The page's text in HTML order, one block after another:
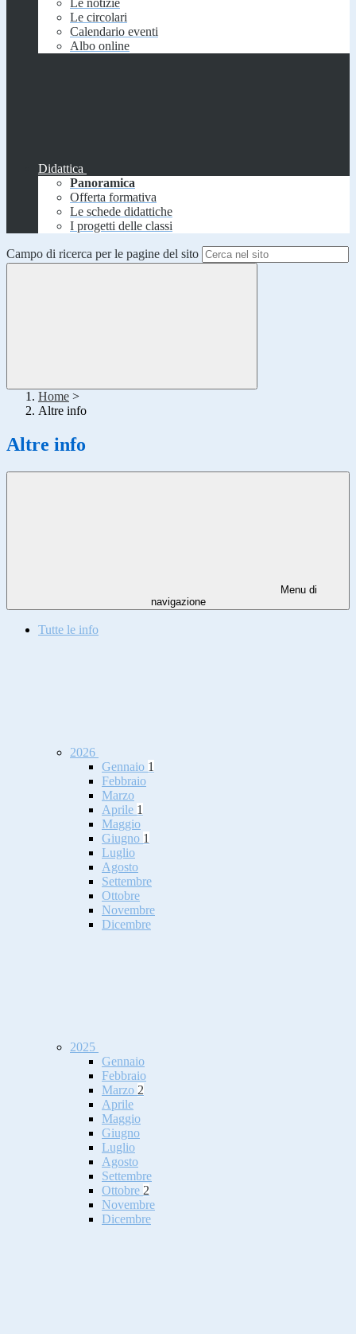
Le notizie
Le circolari
Calendario eventi
Albo online
Didattica
Panoramica
Offerta formativa
Le schede didattiche
I progetti delle classi
Campo di ricerca per le pagine del sito
Home >
Altre info
Altre info
Menu di
navigazione
Tutte le info
2026
Gennaio 1
Febbraio
Marzo
Aprile 1
Maggio
Giugno 1
Luglio
Agosto
Settembre
Ottobre
Novembre
Dicembre
2025
Gennaio
Febbraio
Marzo 2
Aprile
Maggio
Giugno
Luglio
Agosto
Settembre
Ottobre 2
Novembre
Dicembre